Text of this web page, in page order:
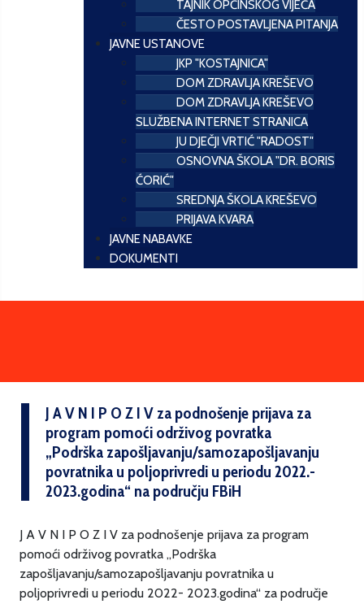
TAJNIK OPĆINSKOG VIJEĆA
ČESTO POSTAVLJENA PITANJA
JAVNE USTANOVE
JKP "KOSTAJNICA"
DOM ZDRAVLJA KREŠEVO
DOM ZDRAVLJA KREŠEVO
SLUŽBENA INTERNET STRANICA
JU DJEČJI VRTIĆ "RADOST"
OSNOVNA ŠKOLA "DR. BORIS
ĆORIĆ"
SREDNJA ŠKOLA KREŠEVO
PRIJAVA KVARA
JAVNE NABAVKE
DOKUMENTI
J A V N I P O Z I V za podnošenje prijava za
program pomoći održivog povratka
„Podrška zapošljavanju/samozapošljavanju
povratnika u poljoprivredi u periodu 2022.-
2023.godina“ na području FBiH
J A V N I P O Z I V za podnošenje prijava za program
pomoći održivog povratka „Podrška
zapošljavanju/samozapošljavanju povratnika u
poljoprivredi u periodu 2022- 2023.godina“ za područje